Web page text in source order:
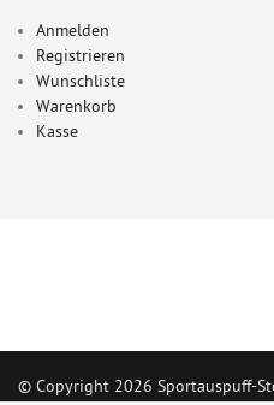
Anmelden
Registrieren
Wunschliste
Warenkorb
Kasse
© Copyright 2026 Sportauspuff-